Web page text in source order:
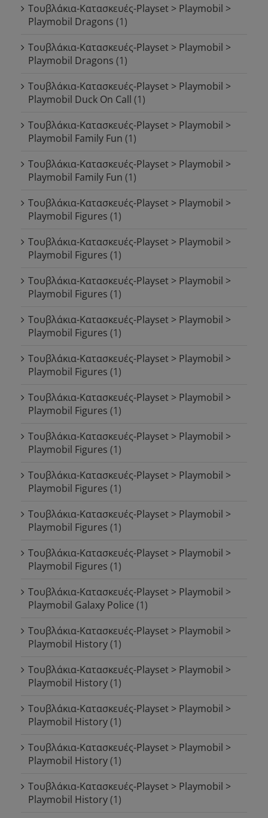
Τουβλάκια-Κατασκευές-Playset > Playmobil >
Playmobil Dragons (1)
Τουβλάκια-Κατασκευές-Playset > Playmobil >
Playmobil Dragons (1)
Τουβλάκια-Κατασκευές-Playset > Playmobil >
Playmobil Duck On Call (1)
Τουβλάκια-Κατασκευές-Playset > Playmobil >
Playmobil Family Fun (1)
Τουβλάκια-Κατασκευές-Playset > Playmobil >
Playmobil Family Fun (1)
Τουβλάκια-Κατασκευές-Playset > Playmobil >
Playmobil Figures (1)
Τουβλάκια-Κατασκευές-Playset > Playmobil >
Playmobil Figures (1)
Τουβλάκια-Κατασκευές-Playset > Playmobil >
Playmobil Figures (1)
Τουβλάκια-Κατασκευές-Playset > Playmobil >
Playmobil Figures (1)
Τουβλάκια-Κατασκευές-Playset > Playmobil >
Playmobil Figures (1)
Τουβλάκια-Κατασκευές-Playset > Playmobil >
Playmobil Figures (1)
Τουβλάκια-Κατασκευές-Playset > Playmobil >
Playmobil Figures (1)
Τουβλάκια-Κατασκευές-Playset > Playmobil >
Playmobil Figures (1)
Τουβλάκια-Κατασκευές-Playset > Playmobil >
Playmobil Figures (1)
Τουβλάκια-Κατασκευές-Playset > Playmobil >
Playmobil Figures (1)
Τουβλάκια-Κατασκευές-Playset > Playmobil >
Playmobil Galaxy Police (1)
Τουβλάκια-Κατασκευές-Playset > Playmobil >
Playmobil History(1)
Τουβλάκια-Κατασκευές-Playset > Playmobil >
Playmobil History(1)
Τουβλάκια-Κατασκευές-Playset > Playmobil >
Playmobil History(1)
Τουβλάκια-Κατασκευές-Playset > Playmobil >
Playmobil History(1)
Τουβλάκια-Κατασκευές-Playset > Playmobil >
Playmobil History(1)